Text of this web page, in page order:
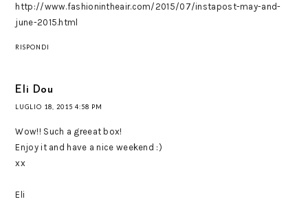
http://www.fashionintheair.com/2015/07/instapost-may-and-
june-2015.html
RISPONDI
Eli Dou
LUGLIO 18, 2015 4:58 PM
Wow!! Such a greeat box!
Enjoy it and have a nice weekend :)
xx
Eli